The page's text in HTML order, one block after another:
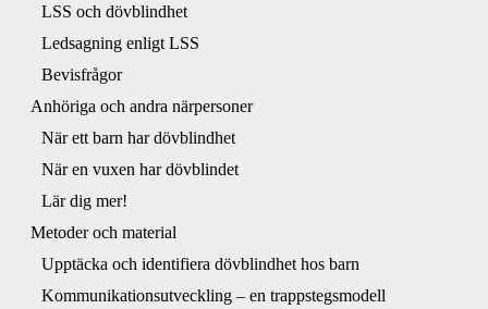
LSS och dövblindhet
Ledsagning enligt LSS
Bevisfrågor
Anhöriga och andra närpersoner
När ett barn har dövblindhet
När en vuxen har dövblindet
Lär dig mer!
Metoder och material
Upptäcka och identifiera dövblindhet hos barn
Kommunikationsutveckling – en trappstegsmodell